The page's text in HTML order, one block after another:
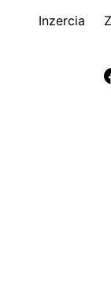
Inzercia